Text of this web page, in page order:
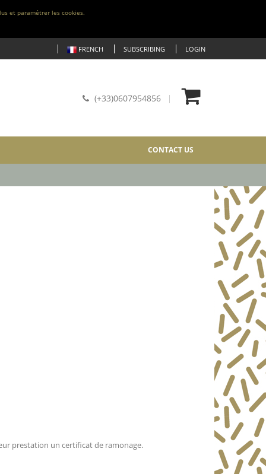
et paramétrer les cookies.
FRENCH SUBSCRIBING LOGIN
(+33)0607954856
CONTACT US
prestation un certificat de ramonage.